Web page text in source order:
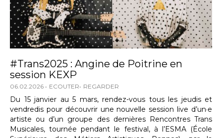
#Trans2025 : Angine de Poitrine en
session KEXP
06.02.2026 ECOUTER REGARDER
Du 15 janvier au 5 mars, rendez-vous tous les jeudis et
vendredis pour découvrir une nouvelle session live d’un·e
artiste ou d’un groupe des dernières Rencontres Trans
Musicales, tournée pendant le festival, à l’ESMA (École